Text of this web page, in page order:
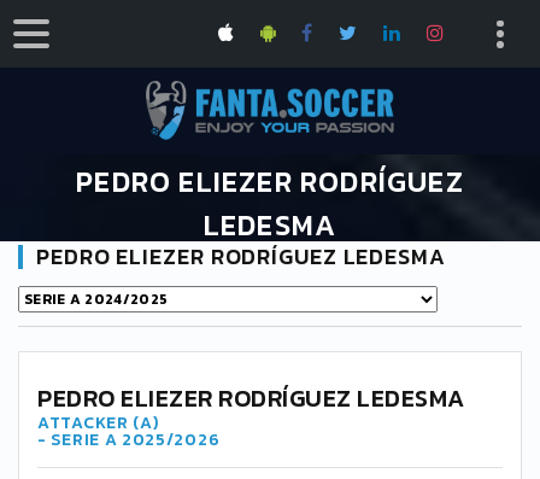
PEDRO ELIEZER RODRÍGUEZ
LEDESMA
HOME PEDRO ELIEZER RODRÍGUEZ LEDESMA
PEDRO ELIEZER RODRÍGUEZ LEDESMA
9
PEDRO ELIEZER RODRÍGUEZ LEDESMA
ATTACKER (A)
- SERIE A 2025/2026